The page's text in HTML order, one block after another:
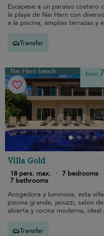
Escápese a un paraíso costero
la playa de Nai Harn con
a la piscina, amplias terrazas y
pensados para vivir en familia sin
esfuerzo.
Transfer
Nai Harn beach from
Villa Gold
18 pers. max.
· 7 bedrooms ·
7 bathrooms
Acogedora y luminosa, esta
piscina grande, jacuzzi, salón
abierta y cocina moderna, ideal
estancias en familia o en grupo.
Transfer